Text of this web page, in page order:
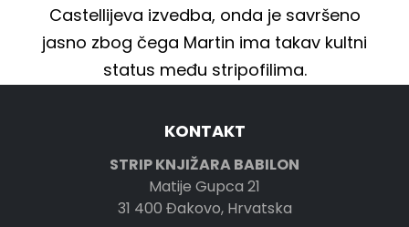
Castellijeva izvedba, onda je savršeno
jasno zbog čega Martin ima takav kultni
status među stripofilima.
KONTAKT
STRIP KNJIŽARA BABILON
Matije Gupca 21
31 400 Đakovo, Hrvatska